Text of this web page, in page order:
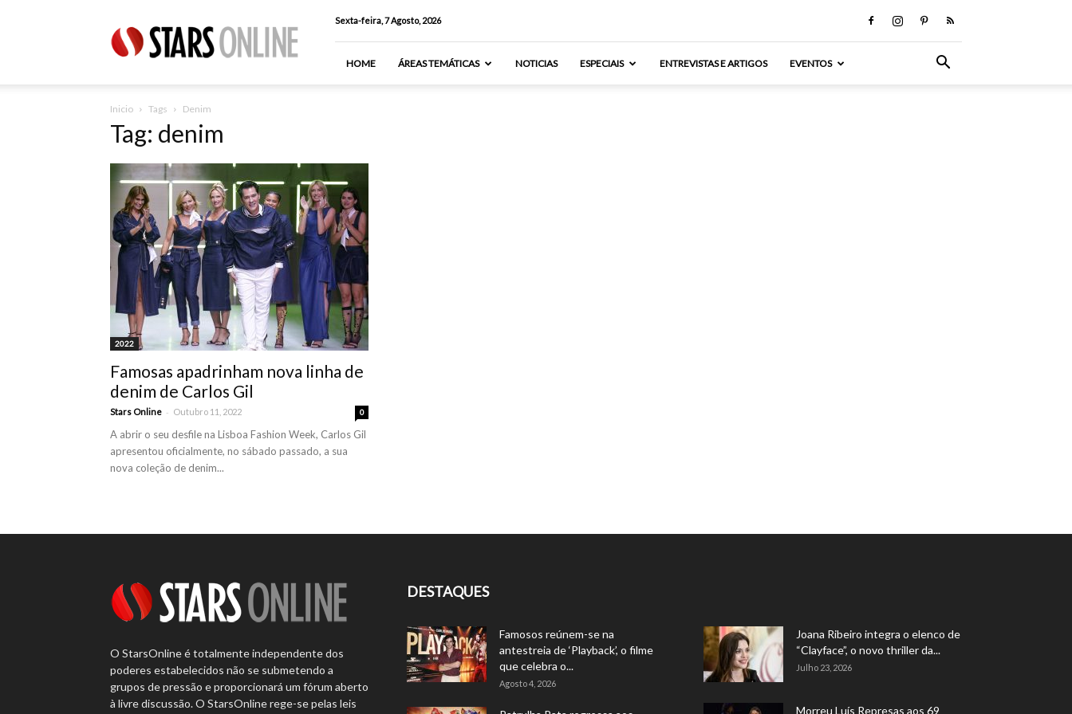
Online
Sexta-feira, 7 Agosto, 2026
HOME ÁREAS TEMÁTICAS NOTICIAS ESPECIAIS ENTREVISTAS E ARTIGOS EVENTOS
Inicio Tags Denim
Tag: denim
2022
Famosas apadrinham nova linha de
denim de Carlos Gil
Stars Online - Outubro 11, 2022 0
A abrir o seu desfile na Lisboa Fashion Week, Carlos Gil
apresentou oficialmente, no sábado passado, a sua
nova coleção de denim...
O StarsOnline é totalmente independente dos
poderes estabelecidos não se submetendo a
grupos de pressão e proporcionará um fórum aberto
à livre discussão. O StarsOnline rege-se pelas leis
DESTAQUES
Famosos reúnem-se na
antestreia de ‘Playback’, o filme
que celebra o...
Agosto 4, 2026
Joana Ribeiro integra o elenco de
“Clayface”, o novo thriller da...
Julho 23, 2026
Morreu Luís Represas aos 69